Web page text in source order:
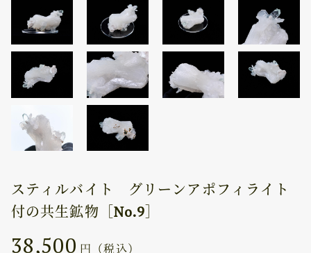
スティルバイト グリーンアポフィライト
付の共生鉱物［No.9］
38,500 円（税込）